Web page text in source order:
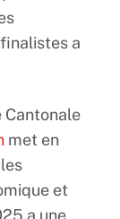
a
Cantonale
met en
et
a une